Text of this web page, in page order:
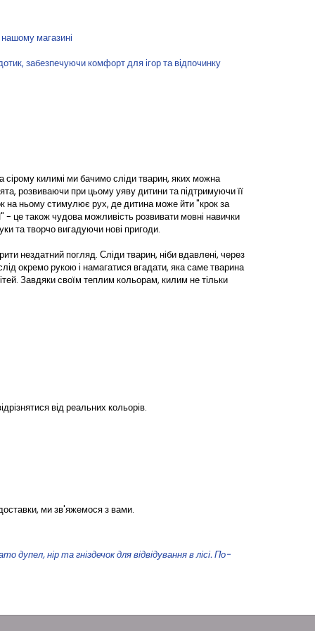
магазині
забезпечуючи комфорт для ігор та відпочинку
килимі ми бачимо сліди тварин, яких можна
розвиваючи при цьому уяву дитини та підтримуючи її
на ньому стимулює рух, де дитина може йти "крок за
це також чудова можливість розвивати мовні навички
та творчо вигадуючи нові пригоди.
нездатний погляд. Сліди тварин, ніби вдавлені, через
окремо рукою і намагатися вгадати, яка саме тварина
Завдяки своїм теплим кольорам, килим не тільки
від реальних кольорів.
ми зв'яжемося з вами.
нір та гніздечок для відвідування в лісі. По-